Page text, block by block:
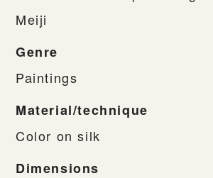
Meiji
Genre
Paintings
Material/technique
Color on silk
Dimensions